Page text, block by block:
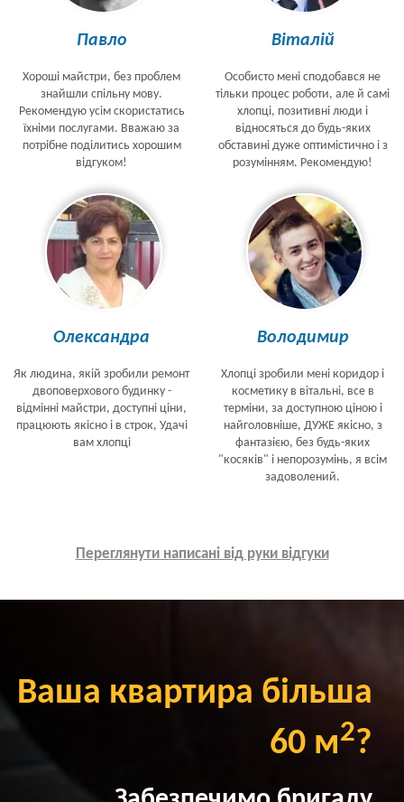
Павло
Хороші майстри, без проблем
знайшли спільну мову.
Рекомендую усім скористатись
їхніми послугами. Вважаю за
потрібне поділитись хорошим
відгуком!
Віталій
Особисто мені сподобався не
тільки процес роботи, але й самі
хлопці, позитивні люди і
відносяться до будь-яких
обставині дуже оптимістично і з
розумінням. Рекомендую!
Олександра
Як людина, якій зробили ремонт
двоповерхового будинку -
відмінні майстри, доступні ціни,
працюють якісно і в строк, Удачі
вам хлопці
Володимир
Хлопці зробили мені коридор і
косметику в вітальні, все в
терміни, за доступною ціною і
найголовніше, ДУЖЕ якісно, з
фантазією, без будь-яких
"косяків" і непорозумінь, я всім
задоволений.
Переглянути написані від руки відгуки
Ваша квартира більша
60 м2?